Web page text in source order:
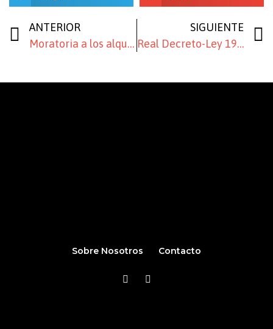
ANTERIOR
Moratoria a los alquileres a PYMES y autónomos y novedades fiscales Real Decreto-ley 15/2020
SIGUIENTE
Real Decreto-Ley 19/2020, de 26 de mayo, por el que se adoptan medidas complementarias en materia agraria, científica, económica, de empleo y Seguridad Social y tributarias para paliar los efectos del COVID-19
Sobre Nosotros Contacto